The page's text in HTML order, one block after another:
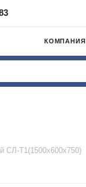
КОМПАНИЯ
СЛ-Т1(1500х600х750)